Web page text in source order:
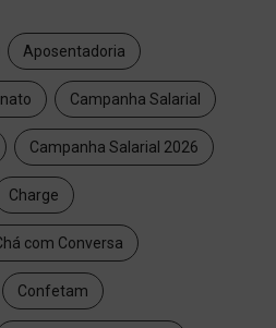
Aposentadoria
Campanha Salarial
Campanha Salarial 2026
Charge
com Conversa
Confetam